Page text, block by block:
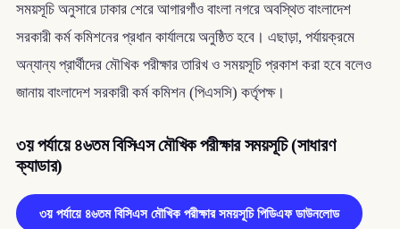
সময়সূচি অনুসারে ঢাকার শেরে আগারগাঁও বাংলা নগরে অবস্থিত বাংলাদেশ
সরকারী কর্ম কমিশনের প্রধান কার্যালয়ে অনুষ্ঠিত হবে। এছাড়া, পর্যায়ক্রমে
অন্যান্য প্রার্থীদের মৌখিক পরীক্ষার তারিখ ও সময়সূচি প্রকাশ করা হবে বলেও
জানায় বাংলাদেশ সরকারী কর্ম কমিশন (পিএসসি) কর্তৃপক্ষ।
৩য় পর্যায়ে ৪৬তম বিসিএস মৌখিক পরীক্ষার সময়সূচি (সাধারণ
ক্যাডার)
৩য় পর্যায়ে ৪৬তম বিসিএস মৌখিক পরীক্ষার সময়সূচি পিডিএফ ডাউনলোড